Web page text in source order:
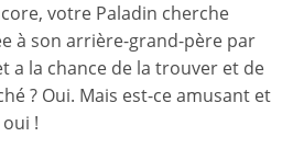
votre Paladin cherche
à son arrière-grand-père par
a la chance de la trouver et de
? Oui. Mais est-ce amusant et
!